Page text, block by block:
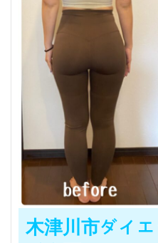
木津川市ダイ